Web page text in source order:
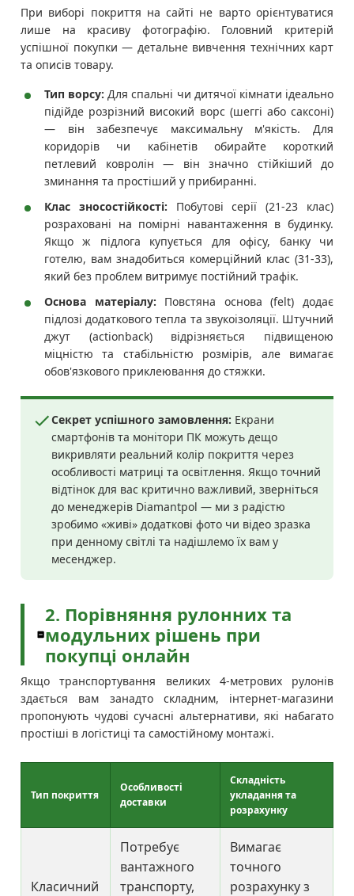
При виборі покриття на сайті не варто орієнтуватися
лише на красиву фотографію. Головний критерій
успішної покупки — детальне вивчення технічних карт
та описів товару.
Тип ворсу: Для спальні чи дитячої кімнати ідеально
підійде розрізний високий ворс (шеггі або саксоні)
— він забезпечує максимальну м'якість. Для
коридорів чи кабінетів обирайте короткий
петлевий ковролін — він значно стійкіший до
зминання та простіший у прибиранні.
Клас зносостійкості: Побутові серії (21-23 клас)
розраховані на помірні навантаження в будинку.
Якщо ж підлога купується для офісу, банку чи
готелю, вам знадобиться комерційний клас (31-33),
який без проблем витримує постійний трафік.
Основа матеріалу: Повстяна основа (felt) додає
підлозі додаткового тепла та звукоізоляції. Штучний
джут (actionback) відрізняється підвищеною
міцністю та стабільністю розмірів, але вимагає
обов'язкового приклеювання до стяжки.
Секрет успішного замовлення: Екрани
смартфонів та монітори ПК можуть дещо
викривляти реальний колір покриття через
особливості матриці та освітлення. Якщо точний
відтінок для вас критично важливий, зверніться
до менеджерів Diamantpol — ми з радістю
зробимо «живі» додаткові фото чи відео зразка
при денному світлі та надішлемо їх вам у
месенджер.
2. Порівняння рулонних та
модульних рішень при
покупці онлайн
Якщо транспортування великих 4-метрових рулонів
здається вам занадто складним, інтернет-магазини
пропонують чудові сучасні альтернативи, які набагато
простіші в логістиці та самостійному монтажі.
Тип покриття
Особливості
доставки
Складність
укладання та
розрахунку
Класичний
Потребує
вантажного
транспорту,
Вимагає
точного
розрахунку з